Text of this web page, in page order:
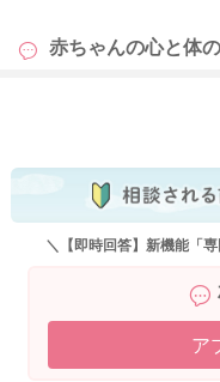
赤ちゃんの心と体の
＼【即時回答】新機能「
ア